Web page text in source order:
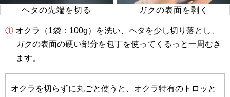
ヘタの先端を切る ガクの表面を剥く
① オクラ（1袋：100g）を洗い、ヘタを少し切り落とし、
ガクの表面の硬い部分を包丁を使ってくるっと一周むき
ます。
オクラを切らずに丸ごと使うと、オクラ特有のトロッと